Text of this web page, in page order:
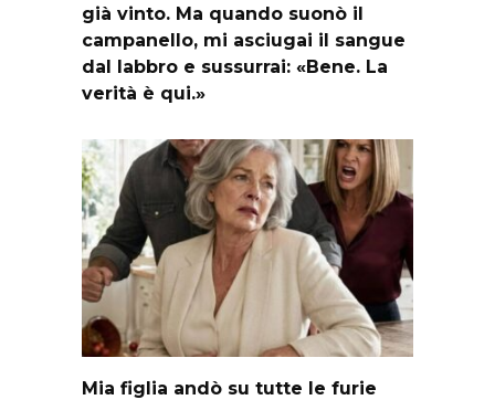
già vinto. Ma quando suonò il
campanello, mi asciugai il sangue
dal labbro e sussurrai: «Bene. La
verità è qui.»
Mia figlia andò su tutte le furie